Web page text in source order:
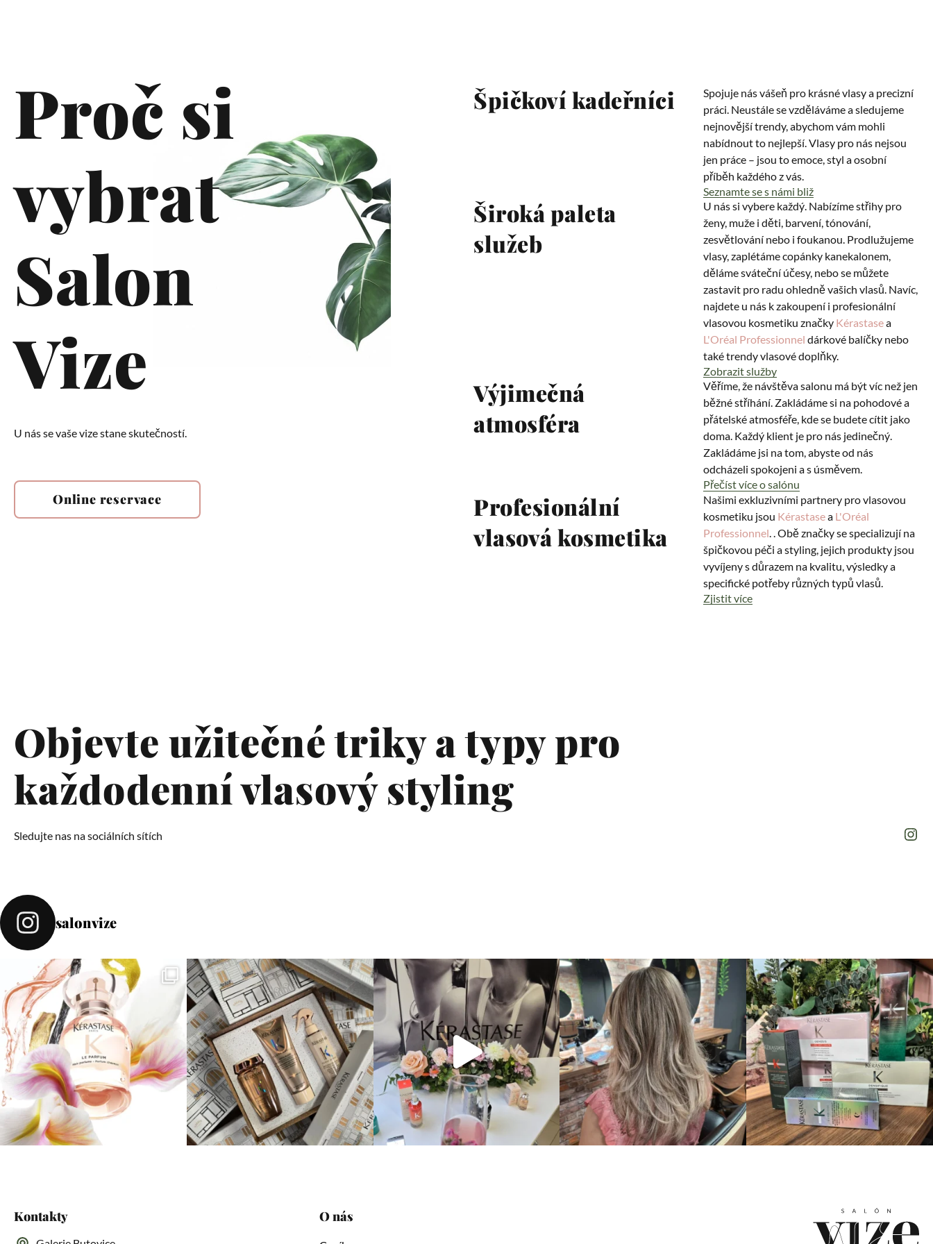
Proč si
vybrat
Salon
Vize
U nás se vaše vize stane skutečností.
Online reservace
Špičkoví kadeřníci
Spojuje nás vášeň pro krásné vlasy a precizní
práci. Neustále se vzděláváme a sledujeme
nejnovější trendy, abychom vám mohli
nabídnout to nejlepší. Vlasy pro nás nejsou
jen práce – jsou to emoce, styl a osobní
příběh každého z vás.
Seznamte se s námi bliž
Široká paleta
služeb
U nás si vybere každý. Nabízíme střihy pro
ženy, muže i děti, barvení, tónování,
zesvětlování nebo i foukanou. Prodlužujeme
vlasy, zaplétáme copánky kanekalonem,
děláme sváteční účesy, nebo se můžete
zastavit pro radu ohledně vašich vlasů. Navíc,
najdete u nás k zakoupení i profesionální
vlasovou kosmetiku značky Kérastasea
L'Oréal Professionnel dárkové balíčky nebo
také trendy vlasové doplňky.
Zobrazit služby
Výjimečná
atmosféra
Věříme, že návštěva salonu má být víc než jen
běžné stříhání. Zakládáme si na pohodové a
přátelské atmosféře, kde se budete cítit jako
doma. Každý klient je pro nás jedinečný.
Zakládáme jsi na tom, abyste od nás
odcházeli spokojeni a s úsměvem.
Přečíst více o salónu
Profesionální
vlasová kosmetika
Našimi exkluzivními partnery pro vlasovou
kosmetiku jsou Kérastasea L'Oréal
Professionnel. . Obě značky se specializují na
špičkovou péči a styling, jejich produkty jsou
vyvíjeny s důrazem na kvalitu, výsledky a
specifické potřeby různých typů vlasů.
Zjistit více
Objevte užitečné triky a typy pro
každodenní vlasový styling
Sledujte nas na sociálních sítích
salonvize
O nás
Kontakty